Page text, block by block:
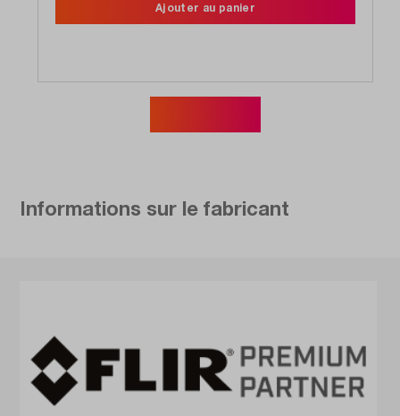
Ajouter au panier
Informations sur le fabricant